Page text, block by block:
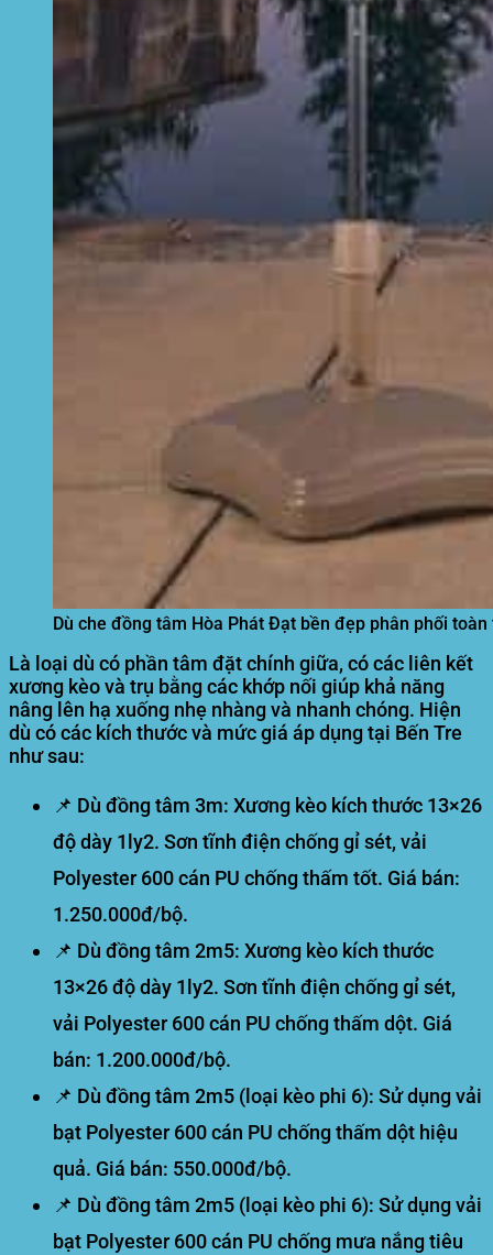
Dù che đồng tâm Hòa Phát Đạt bền đẹp phân phối toàn
Là loại dù có phần tâm đặt chính giữa, có các liên kết
xương kèo và trụ bằng các khớp nối giúp khả năng
nâng lên hạ xuống nhẹ nhàng và nhanh chóng. Hiện
dù có các kích thước và mức giá áp dụng tại Bến Tre
như sau:
📌 Dù đồng tâm 3m: Xương kèo kích thước 13×26
độ dày 1ly2. Sơn tĩnh điện chống gỉ sét, vải
Polyester 600 cán PU chống thấm tốt. Giá bán:
1.250.000đ/bộ.
📌 Dù đồng tâm 2m5: Xương kèo kích thước
13×26 độ dày 1ly2. Sơn tĩnh điện chống gỉ sét,
vải Polyester 600 cán PU chống thấm dột. Giá
bán: 1.200.000đ/bộ.
📌 Dù đồng tâm 2m5 (loại kèo phi 6): Sử dụng vải
bạt Polyester 600 cán PU chống thấm dột hiệu
quả. Giá bán: 550.000đ/bộ.
📌 Dù đồng tâm 2m5 (loại kèo phi 6): Sử dụng vải
bạt Polyester 600 cán PU chống mưa nắng tiêu